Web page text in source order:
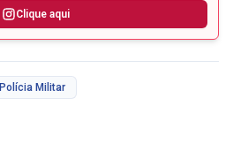
Clique aqui
Polícia Militar